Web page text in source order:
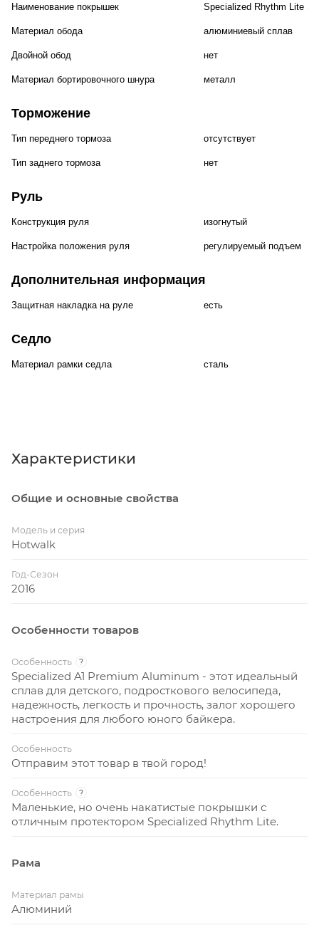
Наименование покрышек Specialized Rhythm Lite
Материал обода алюминиевый сплав
Двойной обод нет
Материал бортировочного шнура металл
Торможение
Тип переднего тормоза отсутствует
Тип заднего тормоза нет
Руль
Конструкция руля изогнутый
Настройка положения руля регулируемый подъем
Дополнительная информация
Защитная накладка на руле есть
Седло
Материал рамки седла сталь
Характеристики
Общие и основные свойства
Модель и серия
Hotwalk
Год-Сезон
2016
Особенности товаров
Особенность ?
Specialized A1 Premium Aluminum - этот идеальный
сплав для детского, подросткового велосипеда,
надежность, легкость и прочность, залог хорошего
настроения для любого юного байкера.
Особенность
Отправим этот товар в твой город!
Особенность ?
Маленькие, но очень накатистые покрышки с
отличным протектором Specialized Rhythm Lite.
Рама
Материал рамы
Алюминий